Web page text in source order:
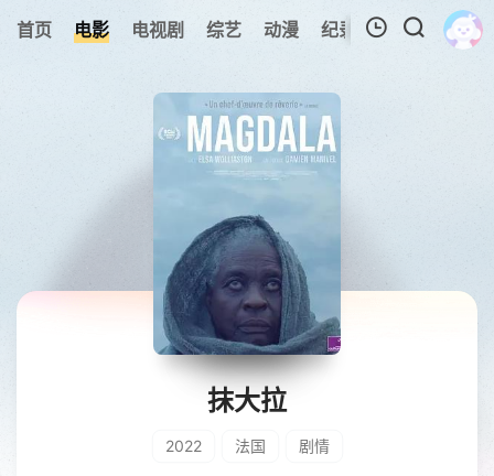
首页 电影 电视剧 综艺 动漫 纪录片 视频短片
暂无观看影片的记录
抹大拉
2022 法国 剧情